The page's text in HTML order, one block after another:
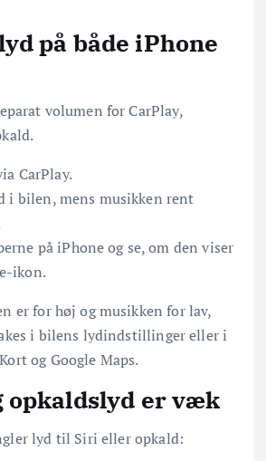
på både iPhone
volumen for CarPlay,
CarPlay.
i bilen, mens musikken rent
på iPhone og se, om den viser
ikon.
er for høj og musikken for lav,
i bilens lydindstillinger eller i
og Google Maps.
opkaldslyd er væk
lyd til Siri eller opkald: